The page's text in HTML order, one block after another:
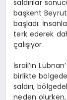
saldırılar
başkent
başladı.
terk ederek
çalışıyor.
İsrail’in
birlikte
saldırı,
neden